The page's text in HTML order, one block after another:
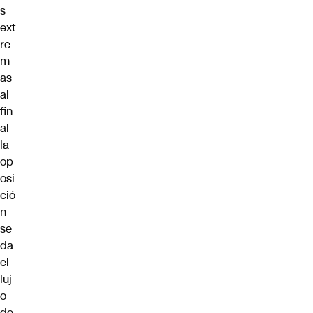
s
ext
re
m
as
al
fin
al
la
op
osi
ció
n
se
da
el
luj
o